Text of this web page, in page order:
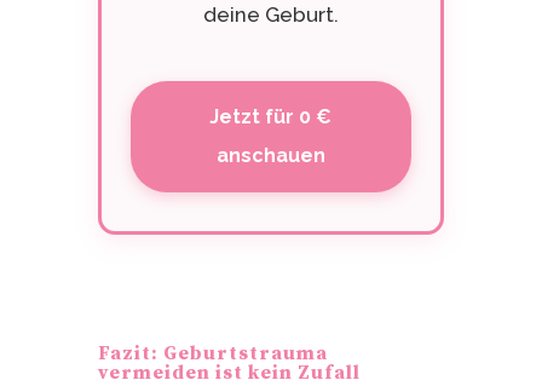
deine Geburt.
Jetzt für 0 €
anschauen
Fazit: Geburtstrauma
vermeiden ist kein Zufall